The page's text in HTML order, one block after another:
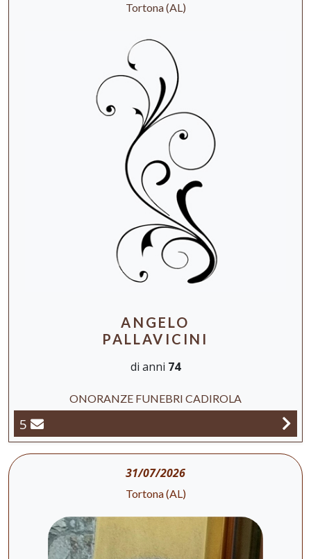
Tortona (AL)
ANGELO
PALLAVICINI
di anni 74
ONORANZE FUNEBRI CADIROLA
5
31/07/2026
Tortona (AL)